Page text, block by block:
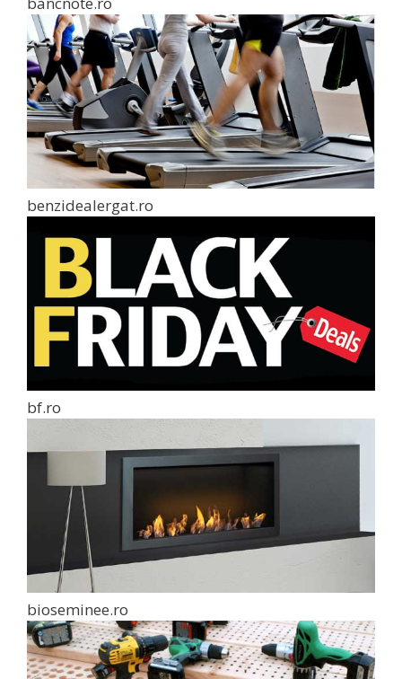
benzidealergat.ro
bf.ro
bioseminee.ro